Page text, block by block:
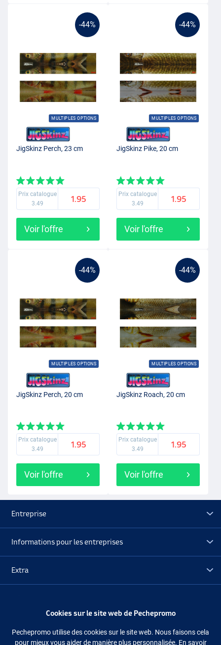
-44%
MULTIPLES OPTIONS
JigSkinz Perch, 23 cm
Prix catalogue
3.49
1.95
Voir l'offre
-44%
MULTIPLES OPTIONS
JigSkinz Pike, 20 cm
Prix catalogue
3.49
1.95
Voir l'offre
-44%
MULTIPLES OPTIONS
JigSkinz Perch, 20 cm
Prix catalogue
3.49
1.95
Voir l'offre
-44%
MULTIPLES OPTIONS
JigSkinz Roach, 20 cm
Prix catalogue
3.49
1.95
Voir l'offre
Entreprise
Informations pour les entreprises
Extra
Suivez-nous Facebook Instagram
Cookies sur le site web de Pechepromo
Pechepromo utilise des cookies sur le site web. Nous faisons cela
pour mieux vous aider de manière plus personnalisée. En savoir